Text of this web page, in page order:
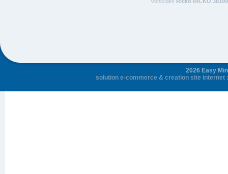
2026 Easy
solution e-commerce & creation site internet